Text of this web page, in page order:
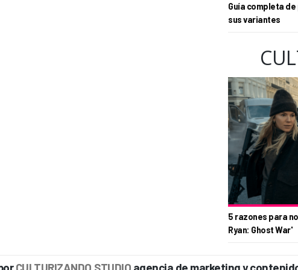
Guía completa
sus variantes
5 razones para
Ryan: Ghost War'